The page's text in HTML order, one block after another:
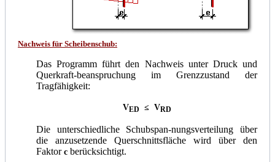
Nachweis für Scheibenschub:
Das Programm führt den Nachweis unter Druck und
Querkraft-beanspruchung im Grenzzustand der
Tragfähigkeit:
VED ≤ VRD
Die unterschiedliche Schubspan-nungsverteilung über
die anzusetzende Querschnittsfläche wird über den
Faktor c berücksichtigt.